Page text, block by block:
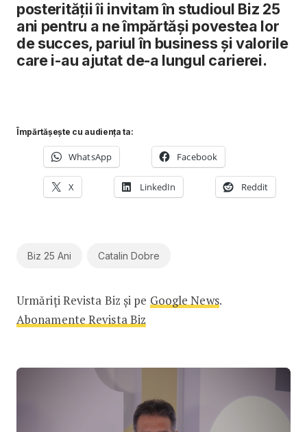
posterității îi invitam în studioul Biz 25
ani pentru a ne împărtăși povestea lor
de succes, pariul în business și valorile
care i-au ajutat de-a lungul carierei.
Împărtășește cu audiența ta:
WhatsApp Facebook
X LinkedIn Reddit
Biz 25 Ani Catalin Dobre
Urmăriți Revista Biz și pe Google News.
Abonamente Revista Biz